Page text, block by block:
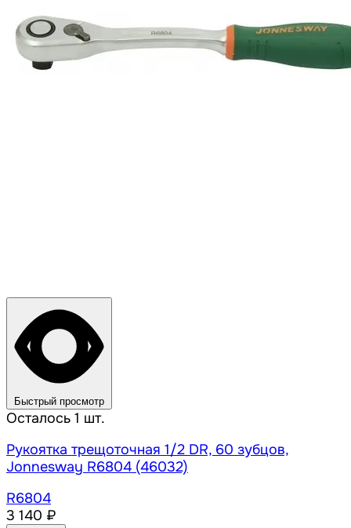
Быстрый просмотр
Осталось 1 шт.
Рукоятка трещоточная 1/2 DR, 60 зубцов,
Jonnesway R6804 (46032)
R6804
3 140 ₽